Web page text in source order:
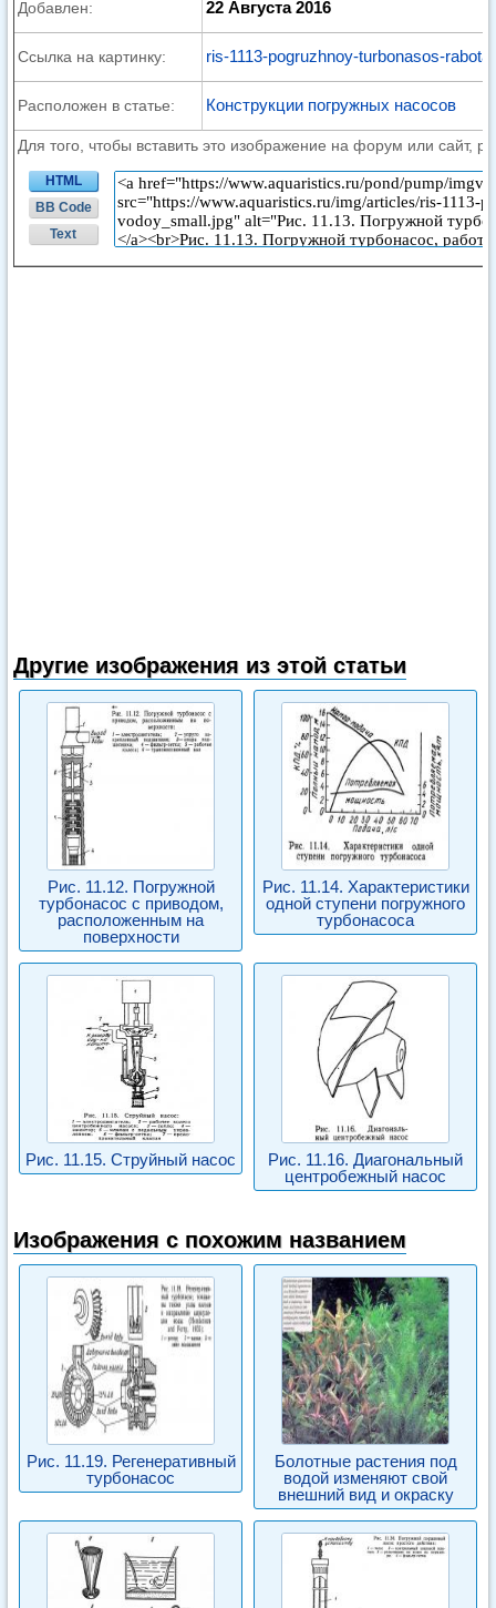
Добавлен: 22 Августа 2016
Ссылка на картинку: ris-1113-pogruzhnoy-turbonasos-
Расположен в статье: Конструкции погружных насосов
Для того, чтобы вставить это изображение на форум или сайт,
HTML
BB Code
Text
Другие изображения из этой статьи
Рис. 11.12. Погружной
турбонасос с приводом,
расположенным на
поверхности
Рис. 11.14. Характеристики
одной ступени погружного
турбонасоса
Рис. 11.15. Струйный насос
Рис. 11.16. Диагональный
центробежный насос
Изображения с похожим названием
Рис. 11.19. Регенеративный
турбонасос
Болотные растения под
водой изменяют свой
внешний вид и окраску